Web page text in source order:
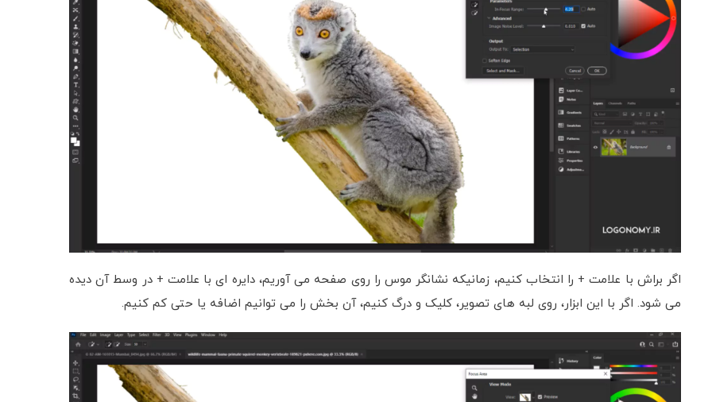
اگر براش با علامت + را انتخاب کنیم، زمانیکه نشانگر موس را روی صفحه می آوریم، دایره ای با علامت + در وسط آن دیده
می شود. اگر با این ابزار، روی لبه های تصویر، کلیک و درگ کنیم، آن بخش را می توانیم اضافه یا حتی کم کنیم.